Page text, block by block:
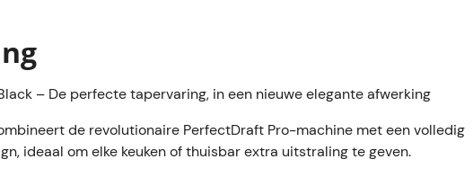
– De perfecte tapervaring, in een nieuwe elegante afwerking
de revolutionaire PerfectDraft Pro-machine met een volledig
ideaal om elke keuken of thuisbar extra uitstraling te geven.